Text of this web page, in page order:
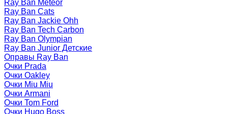
Ray Ban Meteor
Ray Ban Cats
Ray Ban Jackie Ohh
Ray Ban Tech Carbon
Ray Ban Olympian
Ray Ban Junior Детские
Оправы Ray Ban
Очки Prada
Очки Oakley
Очки Miu Miu
Очки Armani
Очки Tom Ford
Очки Hugo Boss